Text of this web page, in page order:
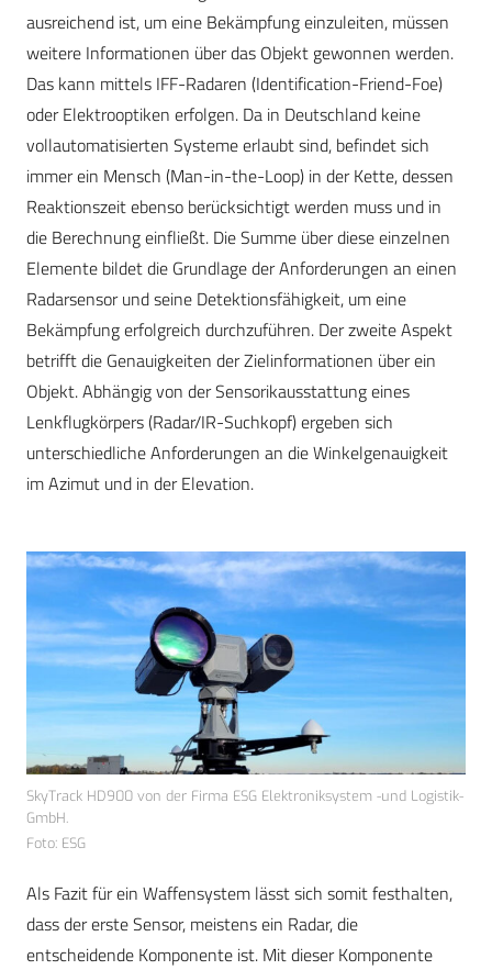
ausreichend ist, um eine Bekämpfung einzuleiten, müssen
weitere Informationen über das Objekt gewonnen werden.
Das kann mittels IFF-Radaren (Identification-Friend-Foe)
oder Elektrooptiken erfolgen. Da in Deutschland keine
vollautomatisierten Systeme erlaubt sind, befindet sich
immer ein Mensch (Man-in-the-Loop) in der Kette, dessen
Reaktionszeit ebenso berücksichtigt werden muss und in
die Berechnung einfließt. Die Summe über diese einzelnen
Elemente bildet die Grundlage der Anforderungen an einen
Radarsensor und seine Detektionsfähigkeit, um eine
Bekämpfung erfolgreich durchzuführen. Der zweite Aspekt
betrifft die Genauigkeiten der Zielinformationen über ein
Objekt. Abhängig von der Sensorikausstattung eines
Lenkflugkörpers (Radar/IR-Suchkopf) ergeben sich
unterschiedliche Anforderungen an die Winkelgenauigkeit
im Azimut und in der Elevation.
SkyTrack HD900 von der Firma ESG Elektroniksystem -und Logistik-
GmbH.
Foto: ESG
Als Fazit für ein Waffensystem lässt sich somit festhalten,
dass der erste Sensor, meistens ein Radar, die
entscheidende Komponente ist. Mit dieser Komponente